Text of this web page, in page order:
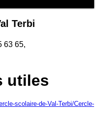
Terbi
63 65,
utiles
scolaire-de-Val-Terbi/Cercle-